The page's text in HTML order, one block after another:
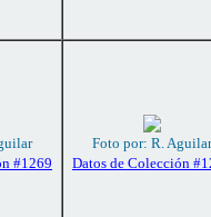
#1269
Foto por: R. Aguilar
Datos de Colección